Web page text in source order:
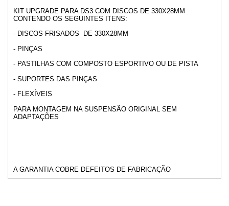
KIT UPGRADE PARA DS3 COM DISCOS DE 330X28MM
CONTENDO OS SEGUINTES ITENS:
- DISCOS FRISADOS DE 330X28MM
- PINÇAS
- PASTILHAS COM COMPOSTO ESPORTIVO OU DE PISTA
- SUPORTES DAS PINÇAS
- FLEXÍVEIS
PARA MONTAGEM NA SUSPENSÃO ORIGINAL SEM
ADAPTAÇÕES
A GARANTIA COBRE DEFEITOS DE FABRICAÇÃO